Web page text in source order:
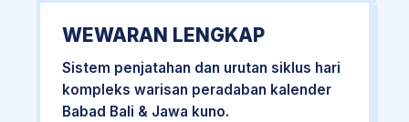
WEWARAN LENGKAP
Sistem penjatahan dan urutan siklus hari
kompleks warisan peradaban kalender
Babad Bali & Jawa kuno.